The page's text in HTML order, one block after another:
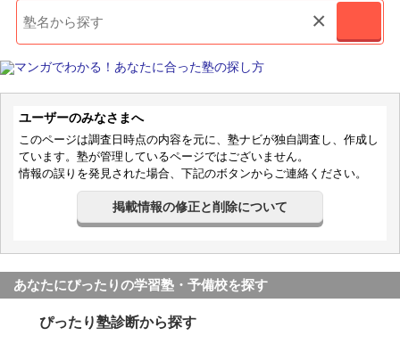
×
ユーザーのみなさまへ
このページは調査日時点の内容を元に、塾ナビが独自調査し、作成し
ています。塾が管理しているページではございません。
情報の誤りを発見された場合、下記のボタンからご連絡ください。
掲載情報の修正と削除について
あなたにぴったりの学習塾・予備校を探す
ぴったり塾診断から探す